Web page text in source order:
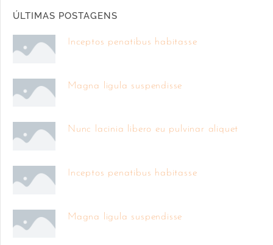
ÚLTIMAS POSTAGENS
Inceptos penatibus habitasse
Magna ligula suspendisse
Nunc lacinia libero eu pulvinar aliquet
Inceptos penatibus habitasse
Magna ligula suspendisse